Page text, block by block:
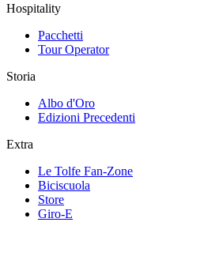
Hospitality
Pacchetti
Tour Operator
Storia
Albo d'Oro
Edizioni Precedenti
Extra
Le Tolfe Fan-Zone
Biciscuola
Store
Giro-E